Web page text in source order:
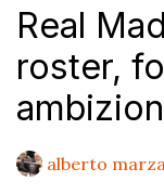
Real
roster,
alberto